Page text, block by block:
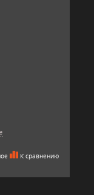
К сравнению